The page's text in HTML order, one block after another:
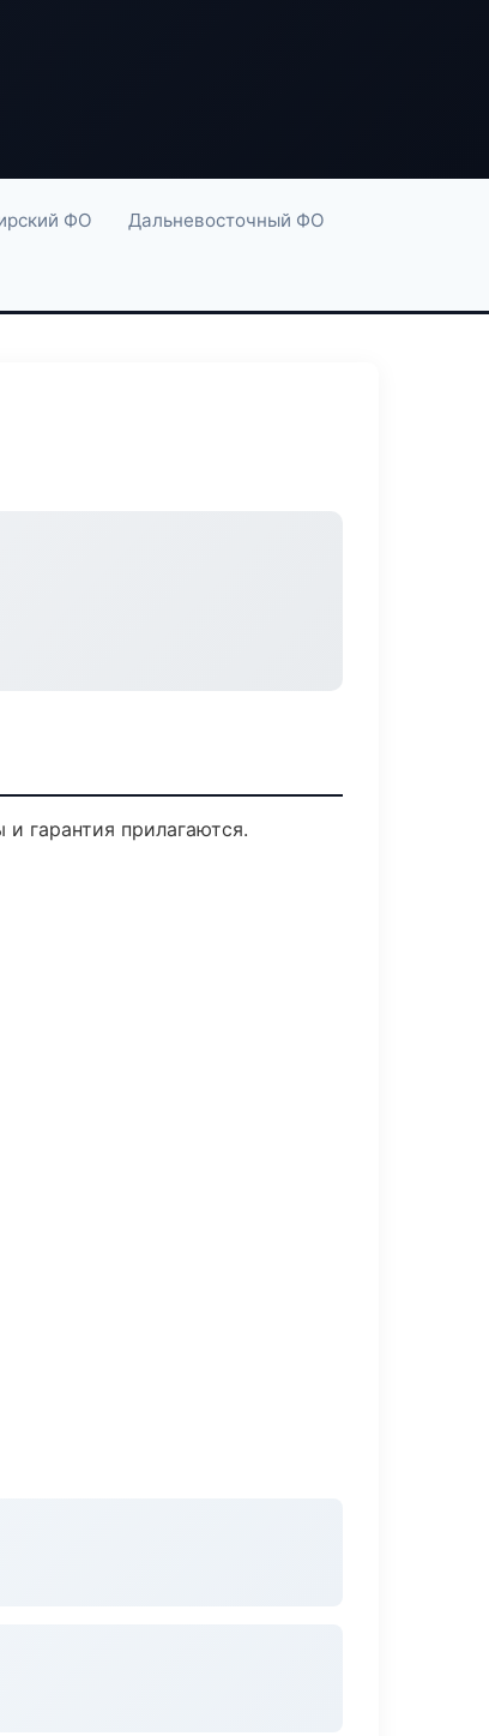
ФО Дальневосточный ФО
гарантия прилагаются.